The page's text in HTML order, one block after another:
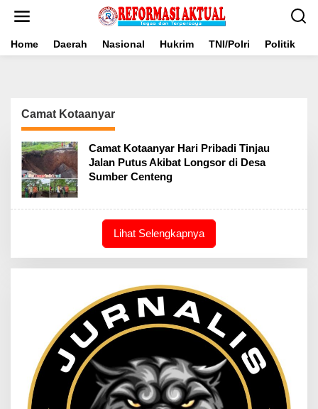
Home Daerah Nasional Hukrim TNI/Polri Politik
Camat Kotaanyar
Camat Kotaanyar Hari Pribadi Tinjau
Jalan Putus Akibat Longsor di Desa
Sumber Centeng
Lihat Selengkapnya